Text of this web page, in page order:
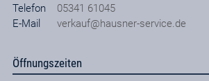
Telefon
05341 61045
E-Mail
verkauf@hausner-service.de
Öffnungszeiten